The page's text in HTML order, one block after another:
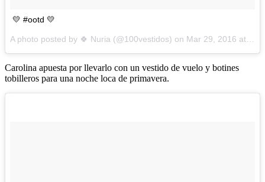
💛 #ootd 💛
A photo posted by 🍀 Nuria (@100vestidos) on Mar 29, 2016 at 5:43am PDT
Carolina apuesta por llevarlo con un vestido de vuelo y botines
tobilleros para una noche loca de primavera.